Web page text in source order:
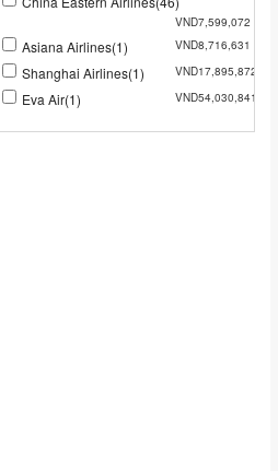
VND7,599,072
Asiana Airlines(1) VND8,716,631
Shanghai Airlines(1) VND17,895,872
Eva Air(1) VND54,030,841